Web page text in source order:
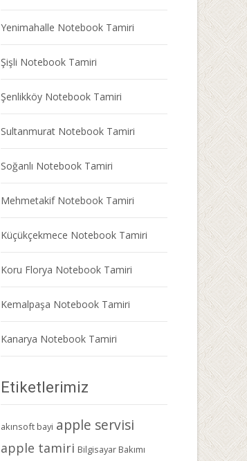
Yenimahalle Notebook Tamiri
Şişli Notebook Tamiri
Şenlikköy Notebook Tamiri
Sultanmurat Notebook Tamiri
Soğanlı Notebook Tamiri
Mehmetakif Notebook Tamiri
Küçükçekmece Notebook Tamiri
Koru Florya Notebook Tamiri
Kemalpaşa Notebook Tamiri
Kanarya Notebook Tamiri
Etiketlerimiz
akınsoft bayi apple servisi
apple tamiri Bilgisayar Bakımı